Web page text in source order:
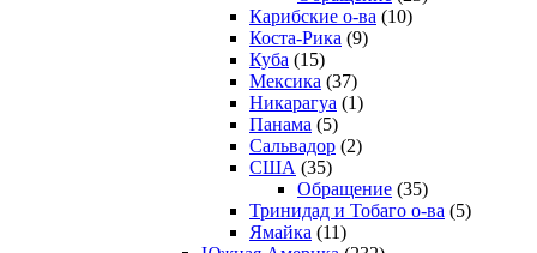
Карибские о-ва (10)
Коста-Рика (9)
Куба (15)
Мексика (37)
Никарагуа (1)
Панама (5)
Сальвадор (2)
США (35)
Обращение (35)
Тринидад и Тобаго о-ва (5)
Ямайка (11)